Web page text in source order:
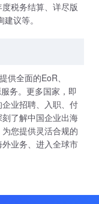
税务结算、详尽版
议等。
供全面的EoR、
务。更多国家，即
业招聘、入职、付
了解中国企业出海
您提供灵活合规的
业务、进入全球市